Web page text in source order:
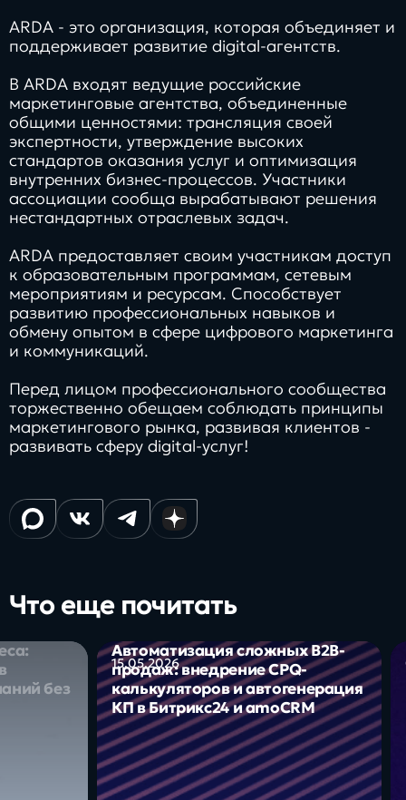
ARDA - это организация, которая объединяет и
поддерживает развитие digital-агентств.
В ARDA входят ведущие российские
маркетинговые агентства, объединенные
общими ценностями: трансляция своей
экспертности, утверждение высоких
стандартов оказания услуг и оптимизация
внутренних бизнес-процессов. Участники
ассоциации сообща вырабатывают решения
нестандартных отраслевых задач.
ARDA предоставляет своим участникам доступ
к образовательным программам, сетевым
мероприятиям и ресурсам. Способствует
развитию профессиональных навыков и
обмену опытом в сфере цифрового маркетинга
и коммуникаций.
Перед лицом профессионального сообщества
торжественно обещаем соблюдать принципы
маркетингового рынка, развивая клиентов -
развивать сферу digital-услуг!
Что еще почитать
без
15.05.2026
Автоматизация сложных B2B-
продаж: внедрение CPQ-
калькуляторов и автогенерация
КП в Битрикс24 и amoCRM